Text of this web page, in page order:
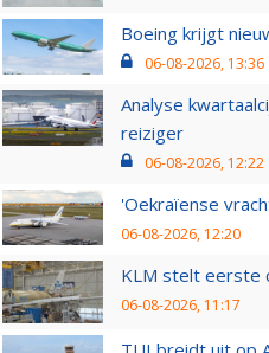
Boeing krijgt
06-08-2026, 13:36
Analyse
reiziger
06-08-2026, 12:22
'Oekraïense
06-08-2026, 12:20
KLM stelt eerste
06-08-2026, 11:17